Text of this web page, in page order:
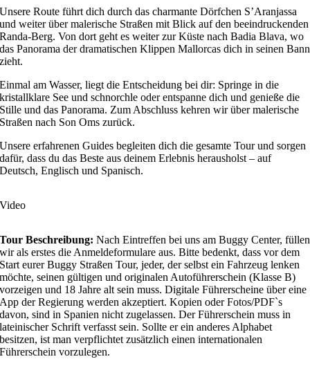
Unsere Route führt dich durch das charmante Dörfchen S’Aranjassa
und weiter über malerische Straßen mit Blick auf den beeindruckenden
Randa-Berg. Von dort geht es weiter zur Küste nach Badia Blava, wo
das Panorama der dramatischen Klippen Mallorcas dich in seinen Bann
zieht.
Einmal am Wasser, liegt die Entscheidung bei dir: Springe in die
kristallklare See und schnorchle oder entspanne dich und genieße die
Stille und das Panorama. Zum Abschluss kehren wir über malerische
Straßen nach Son Oms zurück.
Unsere erfahrenen Guides begleiten dich die gesamte Tour und sorgen
dafür, dass du das Beste aus deinem Erlebnis herausholst – auf
Deutsch, Englisch und Spanisch.
Video
Tour Beschreibung: Nach Eintreffen bei uns am Buggy Center, füllen
wir als erstes die Anmeldeformulare aus. Bitte bedenkt, dass vor dem
Start eurer Buggy Straßen Tour, jeder, der selbst ein Fahrzeug lenken
möchte, seinen gültigen und originalen Autoführerschein (Klasse B)
vorzeigen und 18 Jahre alt sein muss. Digitale Führerscheine über eine
App der Regierung werden akzeptiert. Kopien oder Fotos/PDF`s
davon, sind in Spanien nicht zugelassen. Der Führerschein muss in
lateinischer Schrift verfasst sein. Sollte er ein anderes Alphabet
besitzen, ist man verpflichtet zusätzlich einen internationalen
Führerschein vorzulegen.